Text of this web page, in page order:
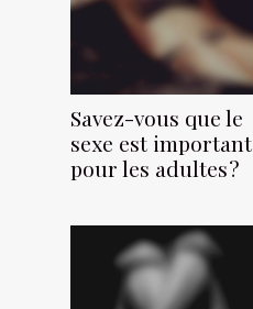
Savez-vous que le
sexe est important
pour les adultes ?